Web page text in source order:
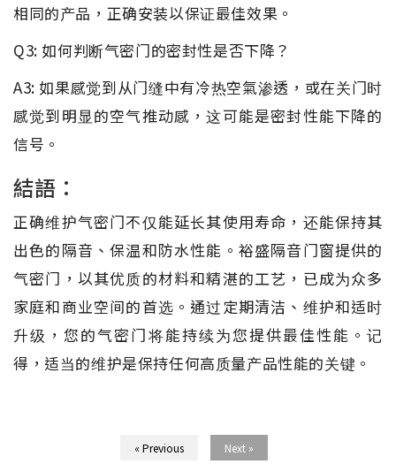
相同的产品，正确安装以保证最佳效果。
Q3: 如何判断气密门的密封性是否下降？
A3: 如果感觉到从门缝中有冷热空氣渗透，或在关门时
感觉到明显的空气推动感，这可能是密封性能下降的
信号。
結語：
正确维护气密门不仅能延长其使用寿命，还能保持其
出色的隔音、保温和防水性能。裕盛隔音门窗提供的
气密门，以其优质的材料和精湛的工艺，已成为众多
家庭和商业空间的首选。通过定期清洁、维护和适时
升级，您的气密门将能持续为您提供最佳性能。记
得，适当的维护是保持任何高质量产品性能的关键。
« Previous Next »